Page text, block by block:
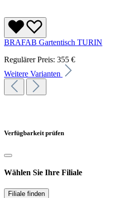
BRAFAB Gartentisch TURIN
Regulärer Preis: 355 €
Weitere Varianten
Verfügbarkeit prüfen
Wählen Sie Ihre Filiale
Filiale finden